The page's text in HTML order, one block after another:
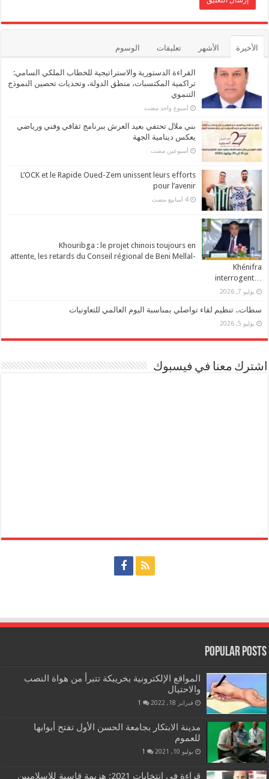
الأخيرة الأشهر تعليقات الوسوم
القراءة الدستورية والاستراتيجية للخطاب الملكي السامي:
تراكمية المكتسبات، منطق الدولة، وتحديات تحصين النموذج
التنموي
‏أسبوع واحد مضت
بني ملال تحتفي بعيد العرش ببرنامج ثقافي وفني ورياضي
يعكس دينامية الجهة
‏أسبوعين مضت
L’OCK et le Rapide Oued-Zem unissent leurs efforts
pour l’avenir
‏4 أسابيع مضت
Khouribga : le projet chinois toujours en
attente, les retards du Conseil régional de Beni Mellal-
Khénifra
…interrogent
يوليو 7, 2026
سطات.. تنظيم لقاء تواصلي بمناسبة اليوم العالمي للتعاونيات
يوليو 5, 2026
اشترك معنا في فيسبوك
Popular Posts
المواقع الإلكترونية بخريبكة تتبرأ من هواة النصب
والاحتيال
فبراير 18, 2022 1
مدينة الابتكار بجامعة الحسن الأول تفتح أبوابها
للعموم
يوليو 10, 2021 1
قراءة في انتخابات 2021: هزيمة قاسية للإسلاميين